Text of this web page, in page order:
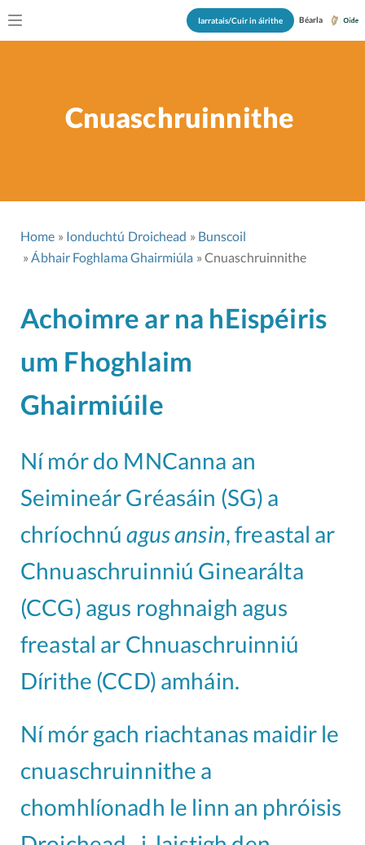
Iarratais/Cuir in áirithe Béarla
Cnuaschruinnithe
Home Ionduchtú Droichead
Bunscoil
Ábhair Foghlama Ghairmiúla
Cnuaschruinnithe
Achoimre ar na hEispéiris
um Fhoghlaim
Ghairmiúile
Ní mór do MNCanna an
Seimineár Gréasáin (SG) a
chríochnúagus ansin, freastal ar
Chnuaschruinniú Ginearálta
(CCG) agus roghnaigh agus
freastal ar Chnuaschruinniú
Dírithe (CCD) amháin.
Ní mór gach riachtanas maidir le
cnuaschruinnithe a
chomhlíonadh le linn an phróisis